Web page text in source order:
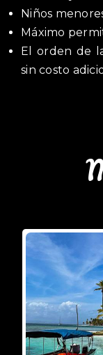
Niños
Máximo
El orden de
sin costo